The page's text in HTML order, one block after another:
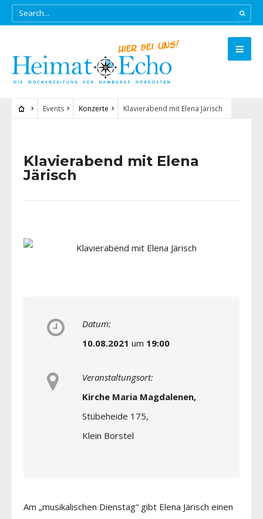
Events Konzerte Klavierabend mit Elena Järisch
Klavierabend mit Elena
Järisch
Datum:
10.08.2021 um 19:00
Veranstaltungsort:
Kirche Maria Magdalenen,
Stübeheide 175,
Klein Borstel
Am „musikalischen Dienstag“ gibt Elena Järisch einen